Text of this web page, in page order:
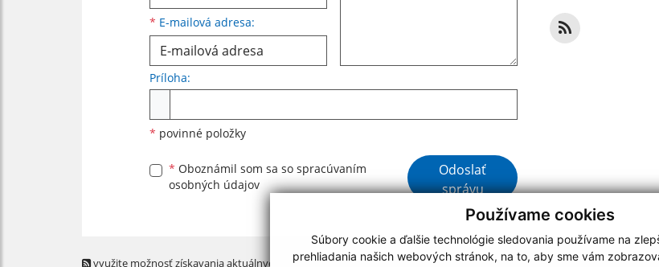
Používame cookies
Súbory cookie a ďalšie technológie sledovania používame na
prehliadania našich webových stránok, na to, aby sme vám
* E-mailová adresa:
Príloha:
* povinné položky
* Oboznámil som sa so spracúvaním
osobných údajov
Google reCaptcha Response
Odoslať
správu
využite možnosť získavania aktuálnych informácií s